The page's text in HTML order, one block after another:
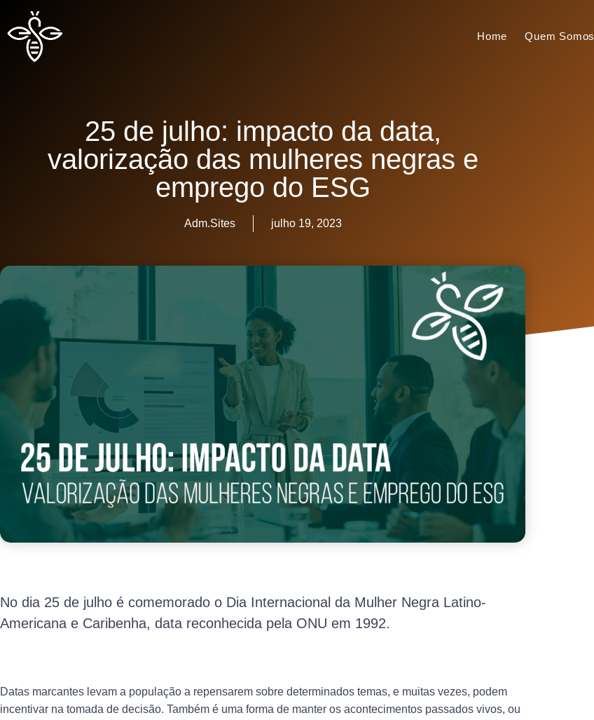
Home Quem Somos
25 de julho: impacto da data,
valorização das mulheres negras e
emprego do ESG
Adm.Sites julho 19, 2023
No dia 25 de julho é comemorado o Dia Internacional da Mulher Negra Latino-
Americana e Caribenha, data reconhecida pela ONU em 1992.
Datas marcantes levam a população a repensarem sobre determinados temas, e muitas vezes, podem
incentivar na tomada de decisão. Também é uma forma de manter os acontecimentos passados vivos, ou